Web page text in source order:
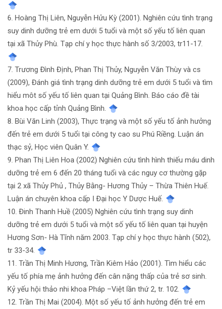
6. Hoàng Thị Liên, Nguyễn Hửu Kỳ (2001). Nghiên cứu tình trạng
suy dinh dưỡng trẻ em dưới 5 tuổi và một số yếu tố liên quan
tại xã Thủy Phù. Tạp chí y học thực hành số 3/2003, tr11-17.
7. Trương Đình Định, Phan Thị Thủy, Nguyễn Văn Thùy và cs
(2009), Đánh giá tình trạng dinh dưỡng trẻ em dưới 5 tuổi và tìm
hiểu môt số yếu tố liên quan tại Quảng Bình. Báo cáo đề tài
khoa học cấp tỉnh Quảng Bình.
8. Bùi Văn Linh (2003), Thực trạng và một số yếu tố ảnh hưởng
đến trẻ em dưới 5 tuổi tại công ty cao su Phú Riềng. Luận án
thạc sỷ, Học viên Quân Y.
9. Phan Thị Liên Hoa (2002) Nghiên cứu tình hình thiếu máu dinh
dưỡng trẻ em 6 đến 20 tháng tuổi và các nguy cơ thường gặp
tại 2 xã Thủy Phủ , Thủy Bằng- Hương Thủy – Thừa Thiên Huế.
Luận án chuyên khoa cấp I Đại học Y Dược Huế.
10. Đinh Thanh Huề (2005) Nghiên cứu tình trạng suy dinh
dưỡng trẻ em dưới 5 tuổi và một số yếu tố liên quan tại huyện
Hương Sơn- Hà Tĩnh năm 2003. Tạp chí y học thực hành (502),
tr 33-34.
11. Trần Thị Minh Hương, Trần Kiêm Hảo (2001). Tìm hiểu các
yếu tố phía mẹ ảnh hưởng đến cân nặng thấp của trẻ sơ sinh.
Kỷ yếu hội thảo nhi khoa Pháp –Việt lần thứ 2, tr. 102.
12. Trần Thị Mai (2004). Một số yếu tố ảnh hưởng đến trẻ em